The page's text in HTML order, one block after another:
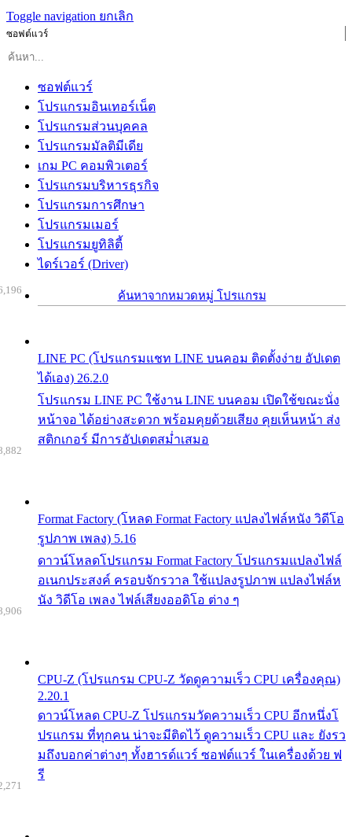
Toggle navigation ยกเลิก
ซอฟต์แวร์
ซอฟต์แวร์
โปรแกรมอินเทอร์เน็ต
โปรแกรมส่วนบุคคล
โปรแกรมมัลติมีเดีย
เกม PC คอมพิวเตอร์
โปรแกรมบริหารธุรกิจ
โปรแกรมการศึกษา
โปรแกรมเมอร์
โปรแกรมยูทิลิตี้
ไดร์เวอร์ (Driver)
ค้นหาจากหมวดหมู่ โปรแกรม
LINE PC (โปรแกรมแชท LINE บนคอม ติดตั้งง่าย อัปเดต
ได้เอง) 26.2.0
โปรแกรม LINE PC ใช้งาน LINE บนคอม เปิดใช้ขณะนั่ง
หน้าจอ ได้อย่างสะดวก พร้อมคุยด้วยเสียง คุยเห็นหน้า ส่ง
สติกเกอร์ มีการอัปเดตสม่ำเสมอ
Format Factory (โหลด Format Factory แปลงไฟล์หนัง วิดีโอ
รูปภาพ เพลง) 5.16
ดาวน์โหลดโปรแกรม Format Factory โปรแกรมแปลงไฟล์
อเนกประสงค์ ครอบจักรวาล ใช้แปลงรูปภาพ แปลงไฟล์ห
นัง วิดีโอ เพลง ไฟล์เสียงออดิโอ ต่าง ๆ
CPU-Z (โปรแกรม CPU-Z วัดดูความเร็ว CPU เครื่องคุณ)
2.20.1
ดาวน์โหลด CPU-Z โปรแกรมวัดความเร็ว CPU อีกหนึ่งโ
ปรแกรม ที่ทุกคน น่าจะมีติดไว้ ดูความเร็ว CPU และ ยังรว
มถึงบอกค่าต่างๆ ทั้งฮารด์แวร์ ซอฟต์แวร์ ในเครื่องด้วย ฟ
รี